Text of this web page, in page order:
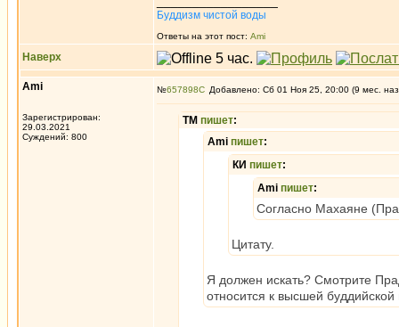
Буддизм чистой воды
Ответы на этот пост: Ami
Наверх
Ami
Зарегистрирован:
29.03.2021
Суждений: 800
№657898 Добавлено: Сб 01 Ноя 25, 20:00 (9 мес.
ТМ пишет:
Ami пишет:
КИ пишет:
Ami пишет:
Согласно Махаяне
Цитату.
Я должен искать? Смотрите
относится к высшей